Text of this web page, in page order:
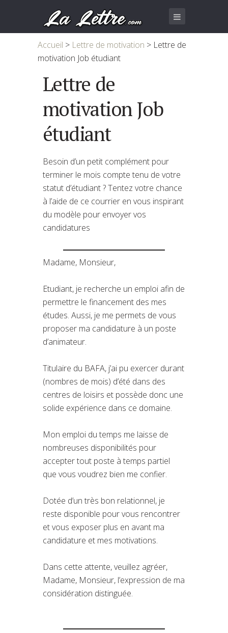
Accueil > Lettre de motivation > Lettre de
motivation Job étudiant
Lettre de
motivation Job
étudiant
Besoin d’un petit complément pour
terminer le mois compte tenu de votre
statut d’étudiant ? Tentez votre chance
à l’aide de ce courrier en vous inspirant
du modèle pour envoyer vos
candidatures
Madame, Monsieur,
Etudiant, je recherche un emploi afin de
permettre le financement des mes
études. Aussi, je me permets de vous
proposer ma candidature à un poste
d’animateur.
Titulaire du BAFA, j’ai pu exercer durant
(nombres de mois) d’été dans des
centres de loisirs et possède donc une
solide expérience dans ce domaine.
Mon emploi du temps me laisse de
nombreuses disponibilités pour
accepter tout poste à temps partiel
que vous voudrez bien me confier.
Dotée d’un très bon relationnel, je
reste disponible pour vous rencontrer
et vous exposer plus en avant ma
candidature et mes motivations.
Dans cette attente, veuillez agréer,
Madame, Monsieur, l’expression de ma
considération distinguée.